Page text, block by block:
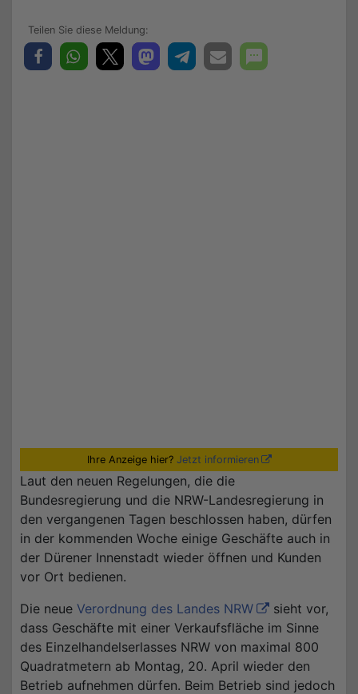
Ihre Anzeige hier? Jetzt informieren
Laut den neuen Regelungen, die die
Bundesregierung und die NRW-Landesregierung in
den vergangenen Tagen beschlossen haben, dürfen
in der kommenden Woche einige Geschäfte auch in
der Dürener Innenstadt wieder öffnen und Kunden
vor Ort bedienen.
Die neue Verordnung des Landes NRW
sieht vor,
dass Geschäfte mit einer Verkaufsfläche im Sinne
des Einzelhandelserlasses NRW von maximal 800
Quadratmetern ab Montag, 20. April wieder den
Betrieb aufnehmen dürfen. Beim Betrieb sind jedoch